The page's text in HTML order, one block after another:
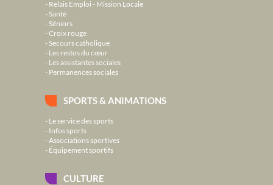
Relais Emploi - Mission Locale
Santé
Séniors
Croix rouge
Secours catholique
Les restos du cœur
Les assistantes sociales
Permanences sociales
SPORTS & ANIMATIONS
Le service des sports
Infos sports
Associations sportives
Équipement sportifs
CULTURE